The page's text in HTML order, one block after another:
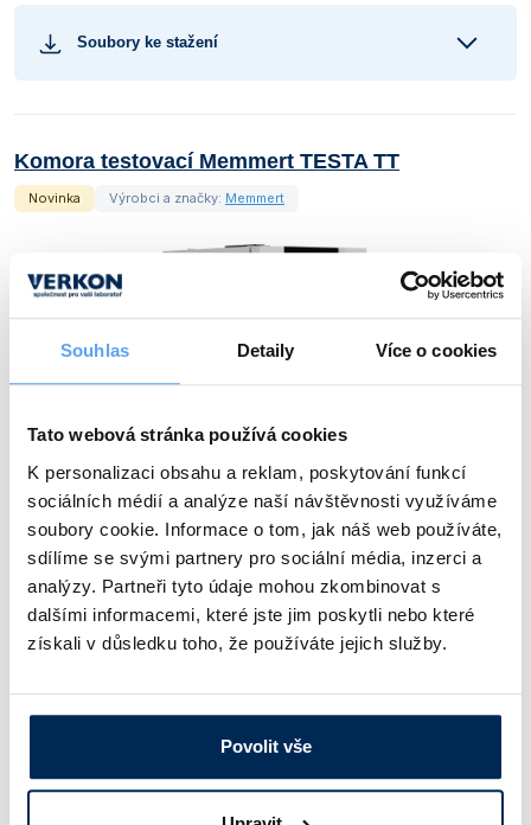
Souhlas Detaily Více o cookies
Tato webová stránka používá cookies
K personalizaci obsahu a reklam, poskytování funkcí
sociálních médií a analýze naší návštěvnosti využíváme
soubory cookie. Informace o tom, jak náš web používáte,
sdílíme se svými partnery pro sociální média, inzerci a
analýzy. Partneři tyto údaje mohou zkombinovat s
dalšími informacemi, které jste jim poskytli nebo které
získali v důsledku toho, že používáte jejich služby.
Povolit vše
Soubory ke stažení
Komora testovací Memmert TESTA TT
+4
dalších
Novinka Výrobci a značky: Memmert
Testovací komoryTESTA TTjsou navrženy pro přesnou simulaci
teplotních změn, tepelného šoku, zátěžové testy a zkoušky odolnosti
testování i technologické aplikace. Intuitivní dotykové ovládání,
snadné programování a bohatá nabídka volitelného vybavení umožňují
přizpůsobit komoru specifickým požadavkům každé laboratoře.
Základní charakteristika testovacích komor TESTA TT:
dvě velikosti komory– objem 272 nebo 967 l
dotykový ovládací panels intuitivním rozhraním: